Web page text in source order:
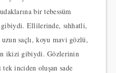
bir tebessüm
gibiydi. Ellilerinde, sıhhatli,
saçlı, koyu mavi gözlü,
ikizi gibiydi. Gözlerinin
tek inciden oluşan sade